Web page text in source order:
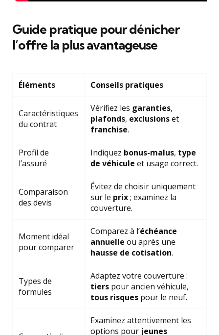
Guide pratique pour dénicher
l’offre la plus avantageuse
Éléments Conseils pratiques
Caractéristiques
du contrat
Vérifiez les garanties,
plafonds, exclusionset
franchise.
Profil de
l’assuré
Indiquez bonus-malus, type
de véhicule et usage correct.
Comparaison
des devis
Évitez de choisir uniquement
sur le prix; examinez la
couverture.
Moment idéal
pour comparer
Comparez à l’échéance
annuelle ou après une
hausse de cotisation.
Types de
formules
Adaptez votre couverture :
tiers pour ancien véhicule,
tous risques pour le neuf.
Examinez attentivement les
options pour jeunes